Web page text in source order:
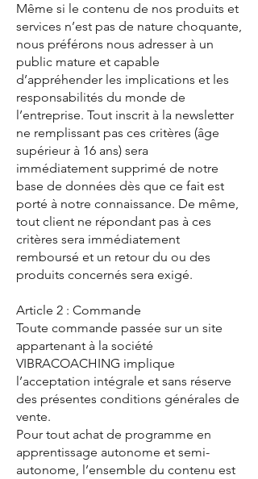
Même si le contenu de nos produits et
services n’est pas de nature choquante,
nous préférons nous adresser à un
public mature et capable
d’appréhender les implications et les
responsabilités du monde de
l’entreprise. Tout inscrit à la newsletter
ne remplissant pas ces critères (âge
supérieur à 16 ans) sera
immédiatement supprimé de notre
base de données dès que ce fait est
porté à notre connaissance. De même,
tout client ne répondant pas à ces
critères sera immédiatement
remboursé et un retour du ou des
produits concernés sera exigé.
Article 2 : Commande
Toute commande passée sur un site
appartenant à la société
VIBRACOACHING implique
l’acceptation intégrale et sans réserve
des présentes conditions générales de
vente.
Pour tout achat de programme en
apprentissage autonome et semi-
autonome, l’ensemble du contenu est